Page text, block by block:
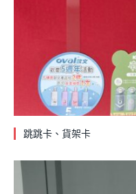
跳跳卡、貨架卡